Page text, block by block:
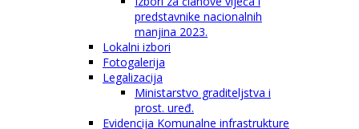
predstavnike nacionalnih
manjina 2023.
Lokalni izbori
Fotogalerija
Legalizacija
Ministarstvo graditeljstva i
prost. uređ.
Evidencija Komunalne infrastrukture